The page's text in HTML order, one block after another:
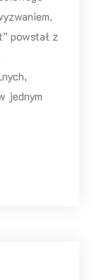
powstał z
jednym